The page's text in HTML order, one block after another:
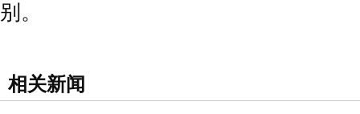
别。
相关新闻